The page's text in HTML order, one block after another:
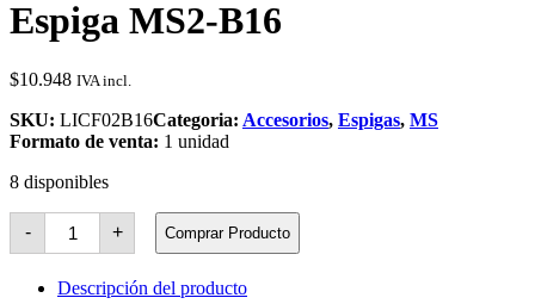
Espiga MS2-B16
$10.948 IVA incl.
SKU: LICF02B16Categoria: Accesorios, Espigas, MS
Formato de venta: 1 unidad
8 disponibles
-
Espiga
MS2-
B16
cantidad
+ Comprar Producto
Descripción del producto